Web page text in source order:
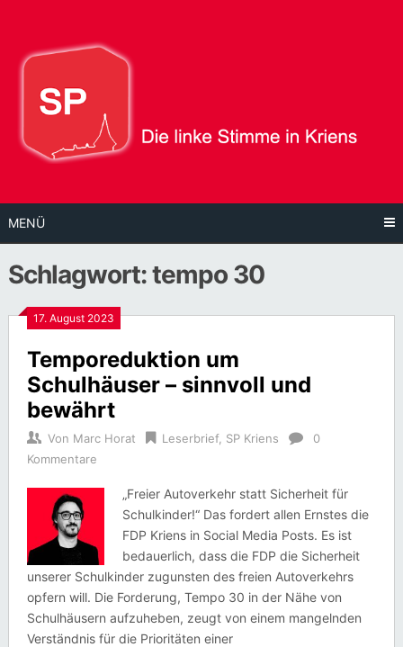
Inhalt
MENÜ
Schlagwort:tempo 30
17. August 2023
Temporeduktion um
Schulhäuser – sinnvoll und
bewährt
Von Marc Horat Leserbrief, SP Kriens
0
Kommentare
„Freier Autoverkehr statt Sicherheit für
Schulkinder!“ Das fordert allen Ernstes die
FDP Kriens in Social Media Posts. Es ist
bedauerlich, dass die FDP die Sicherheit
unserer Schulkinder zugunsten des freien Autoverkehrs
opfern will. Die Forderung, Tempo 30 in der Nähe von
Schulhäusern aufzuheben, zeugt von einem mangelnden
Verständnis für die Prioritäten einer